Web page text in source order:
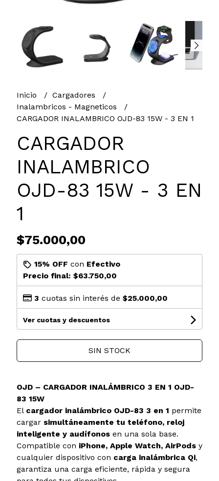
Inicio
Cargadores
Inalambricos - Magneticos
CARGADOR INALAMBRICO OJD-83 15W - 3 EN 1
CARGADOR
INALAMBRICO
OJD-83 15W - 3 EN
1
$75.000,00
15% OFF con Efectivo
Precio final: $63.750,00
3 cuotas sin interés de $25.000,00
Ver cuotas y descuentos
SIN STOCK
OJD – CARGADOR INALÁMBRICO 3 EN 1 OJD-
83 15W
El cargador inalámbrico OJD-83 3 en 1 permite
cargar simultáneamente tu teléfono, reloj
inteligente y audífonosen una sola base.
Compatible con iPhone, Apple Watch, AirPodsy
cualquier dispositivo con carga inalámbrica Qi,
garantiza una carga eficiente, rápida y segura